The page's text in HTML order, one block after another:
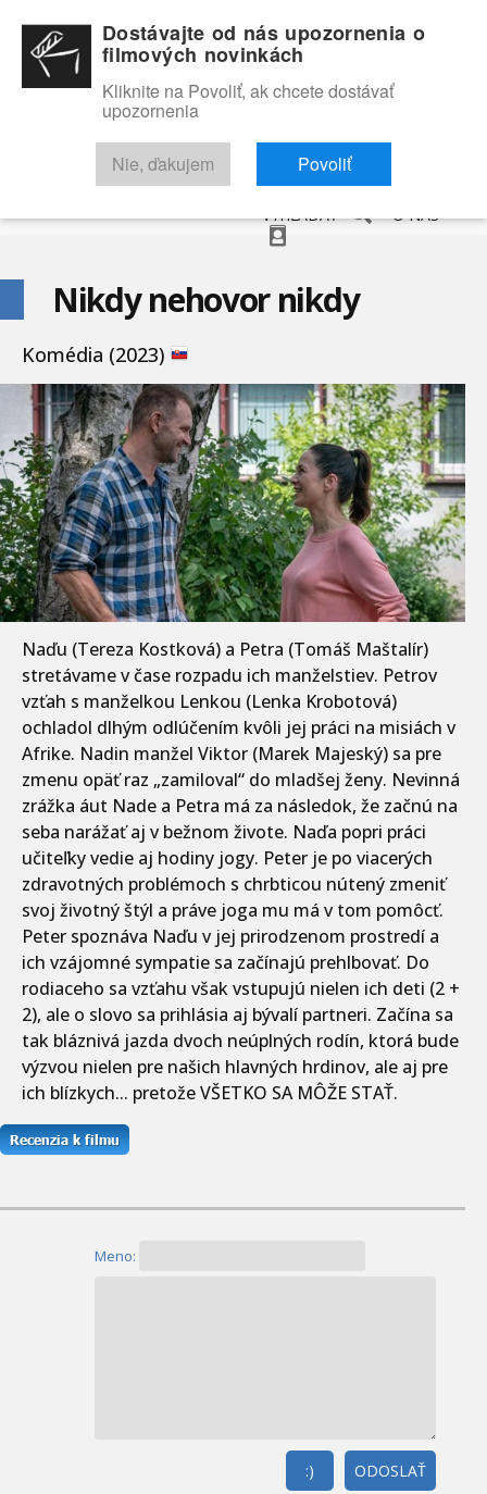
RECENZIE TRAILERY FILMOVÁ DATABÁZA
VYHĽADAŤ O NÁS
Nikdy nehovor nikdy
Komédia (2023)
Naďu (Tereza Kostková) a Petra (Tomáš Maštalír)
stretávame v čase rozpadu ich manželstiev. Petrov
vzťah s manželkou Lenkou (Lenka Krobotová)
ochladol dlhým odlúčením kvôli jej práci na misiách v
Afrike. Nadin manžel Viktor (Marek Majeský) sa pre
zmenu opäť raz „zamiloval“ do mladšej ženy. Nevinná
zrážka áut Nade a Petra má za následok, že začnú na
seba narážať aj v bežnom živote. Naďa popri práci
učiteľky vedie aj hodiny jogy. Peter je po viacerých
zdravotných problémoch s chrbticou nútený zmeniť
svoj životný štýl a práve joga mu má v tom pomôcť.
Peter spoznáva Naďu v jej prirodzenom prostredí a
ich vzájomné sympatie sa začínajú prehlbovať. Do
rodiaceho sa vzťahu však vstupujú nielen ich deti (2 +
2), ale o slovo sa prihlásia aj bývalí partneri. Začína sa
tak bláznivá jazda dvoch neúplných rodín, ktorá bude
výzvou nielen pre našich hlavných hrdinov, ale aj pre
ich blízkych... pretože VŠETKO SA MÔŽE STAŤ.
Meno:
ODOSLAŤ
:)
Dostávajte od nás upozornenia o
filmových novinkách
Kliknite na Povoliť, ak chcete dostávať
upozornenia
Nie, ďakujem Povoliť